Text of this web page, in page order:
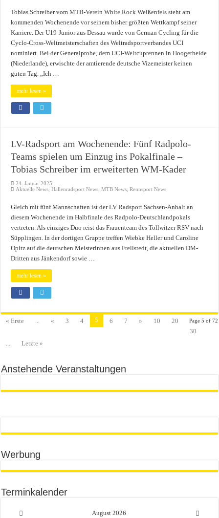
Tobias Schreiber vom MTB-Verein White Rock Weißenfels steht am
kommenden Wochenende vor seinem bisher größten Wettkampf seiner
Karriere. Der U19-Junior aus Dessau wurde von German Cycling für die
Cyclo-Cross-Weltmeisterschaften des Weltradsportverbandes UCI
nominiert. Bei der Generalprobe, dem UCI-Weltcuprennen in Hoogerheide
(Niederlande), erwischte der amtierende deutsche Vizemeister keinen
guten Tag. „Ich …
mehr lesen »
LV-Radsport am Wochenende: Fünf Radpolo-
Teams spielen um Einzug ins Pokalfinale –
Tobias Schreiber im erweiterten WM-Kader
24. Januar 2025
Aktuelle News ,Hallenradsport News ,MTB News ,Rennsport News
Gleich mit fünf Mannschaften ist der LV Radsport Sachsen-Anhalt an
diesem Wochenende im Halbfinale des Radpolo-Deutschlandpokals
vertreten. Als einziges Duo reist das Frauenteam des Tollwitzer RSV nach
Süpplingen. In der dortigen Gruppe treffen Wiebke Heller und Caroline
Opitz auf die deutschen Meisterinnen aus Frellstedt, die aktuellen DM-
Dritten aus Jänkendorf sowie …
mehr lesen »
Page 5 of 72
« Erste ... « 3 4 5 6 7 » 10
20
30
...
Letzte »
Anstehende Veranstaltungen
Werbung
Terminkalender
August 2026